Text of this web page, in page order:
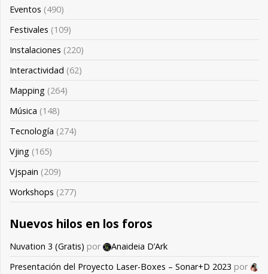
Eventos (490)
Festivales (109)
Instalaciones (220)
Interactividad (62)
Mapping (264)
Música (148)
Tecnología (274)
Vjing (165)
Vjspain (209)
Workshops (277)
Nuevos hilos en los foros
Nuvation 3 (Gratis) por
Anaideia D’Ark
Presentación del Proyecto Laser-Boxes – Sonar+D 2023 por